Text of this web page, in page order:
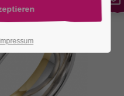
Impressum